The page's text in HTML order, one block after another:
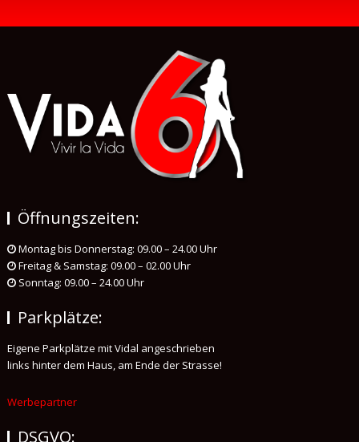
Öffnungszeiten:
Montag bis Donnerstag: 09.00 – 24.00 Uhr
Freitag & Samstag: 09.00 – 02.00 Uhr
Sonntag: 09.00 – 24.00 Uhr
Parkplätze:
Eigene Parkplätze mit Vidal angeschrieben
links hinter dem Haus, am Ende der Strasse!
Werbepartner
DSGVO: